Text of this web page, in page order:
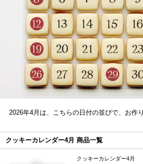
2026年4月は、こちらの日付の並びで、お作
クッキーカレンダー4月 商品一覧
クッキーカレンダー4月